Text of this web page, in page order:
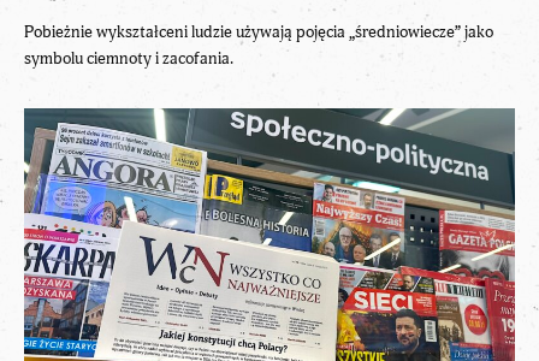
Pobieżnie wykształceni ludzie używają pojęcia „średniowiecze” jako
symbolu ciemnoty i zacofania.